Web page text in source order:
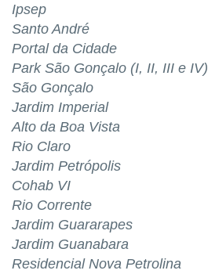
Ipsep
Santo André
Portal da Cidade
Park São Gonçalo (I, II, III e IV)
São Gonçalo
Jardim Imperial
Alto da Boa Vista
Rio Claro
Jardim Petrópolis
Cohab VI
Rio Corrente
Jardim Guararapes
Jardim Guanabara
Residencial Nova Petrolina